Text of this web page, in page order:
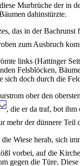
Murbrüche der in
dahinstürzte.
das in der
zum Ausbruch
links (Hattinger
Felsblöcken,
sich doch durch die
ober den
, die er da traf, bot ihm
mehr der dünnere Teil
Wiese herab, sich
vorbei, auf die
gegen die Türe.